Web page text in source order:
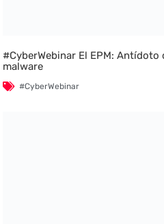
#CyberWebinar El EPM:
malware
#CyberWebinar